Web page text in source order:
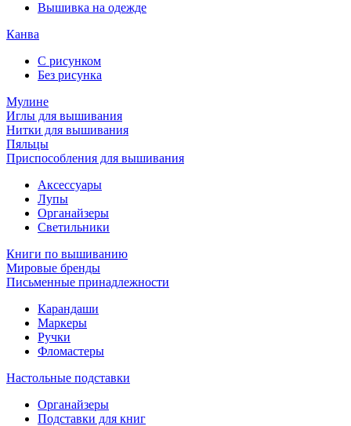
Вышивка на одежде
Канва
С рисунком
Без рисунка
Мулине
Иглы для вышивания
Нитки для вышивания
Пяльцы
Приспособления для вышивания
Аксессуары
Лупы
Органайзеры
Светильники
Книги по вышиванию
Мировые бренды
Письменные принадлежности
Карандаши
Маркеры
Ручки
Фломастеры
Настольные подставки
Органайзеры
Подставки для книг